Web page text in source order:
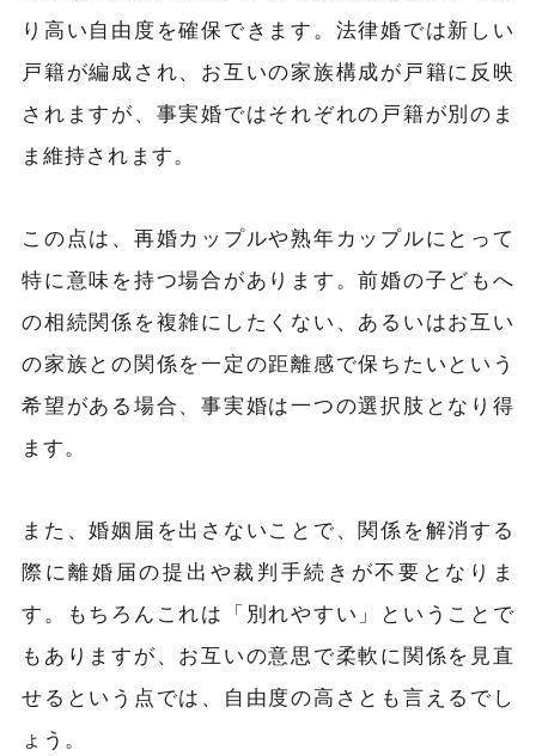
り高い自由度を確保できます。法律婚では新しい
戸籍が編成され、お互いの家族構成が戸籍に反映
されますが、事実婚ではそれぞれの戸籍が別のま
ま維持されます。
この点は、再婚カップルや熟年カップルにとって
特に意味を持つ場合があります。前婚の子どもへ
の相続関係を複雑にしたくない、あるいはお互い
の家族との関係を一定の距離感で保ちたいという
希望がある場合、事実婚は一つの選択肢となり得
ます。
また、婚姻届を出さないことで、関係を解消する
際に離婚届の提出や裁判手続きが不要となりま
す。もちろんこれは「別れやすい」ということで
もありますが、お互いの意思で柔軟に関係を見直
せるという点では、自由度の高さとも言えるでし
ょう。